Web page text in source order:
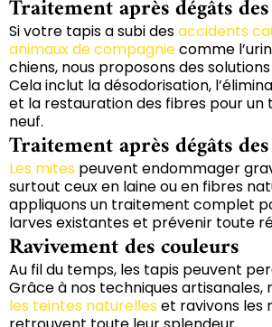
Traitement après dégâts
Si votre tapis a subi desaccidents
animaux de compagniecomme
chiens, nous proposons des
Cela inclut la désodorisation,
et la restauration des fibres pour un
neuf.
Traitement après dégâts
Les mites peuvent endommager
surtout ceux en laine ou en fibres
appliquons un traitement complet
larves existantes et prévenir toute
Ravivement des couleurs
Au fil du temps, les tapis peuvent
Grâce à nos techniques artisanales,
les teintes naturelles et ravivons les